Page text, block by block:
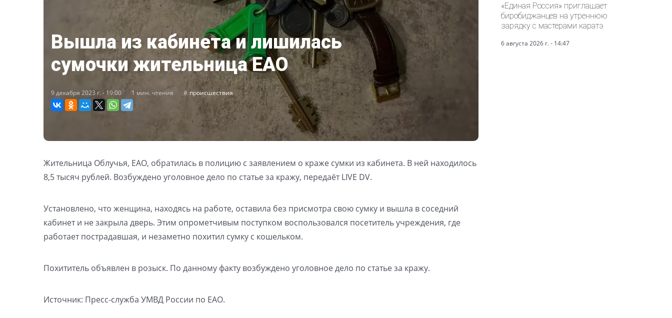
Вышла из кабинета и лишилась
сумочки жительница ЕАО
9 декабря 2023 г. - 19:00 1 мин. чтения происшествия
Жительница Облучья, ЕАО, обратилась в полицию с заявлением о краже сумки из кабинета. В ней находилось
8,5 тысяч рублей. Возбуждено уголовное дело по статье за кражу, передаёт LIVE DV.
Установлено, что женщина, находясь на работе, оставила без присмотра свою сумку и вышла в соседний
кабинет и не закрыла дверь. Этим опрометчивым поступком воспользовался посетитель учреждения, где
работает пострадавшая, и незаметно похитил сумку с кошельком.
Похититель объявлен в розыск. По данному факту возбуждено уголовное дело по статье за кражу.
Источник: Пресс-служба УМВД России по ЕАО.
«Единая Россия» приглашает
биробиджанцев на утреннюю
зарядку с мастерами каратэ
6 августа 2026 г. - 14:47